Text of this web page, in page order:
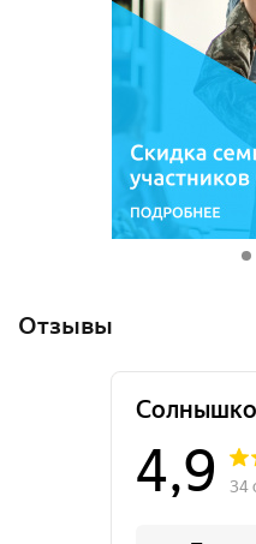
Отзывы